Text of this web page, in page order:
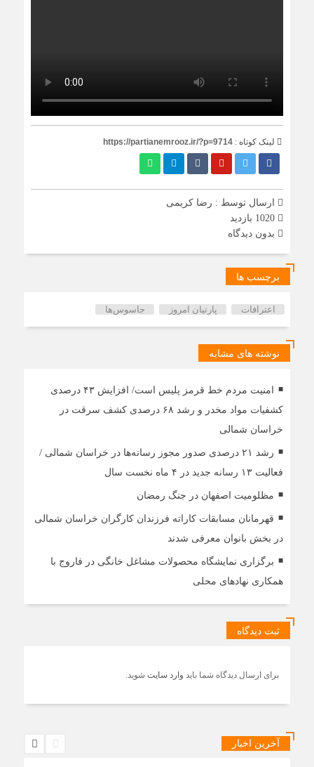
لینک کوتاه : https://partianemrooz.ir/?p=9714
ارسال توسط : رضا کریمی
بدون دیدگاه
برچسب ها
اعترافات پارتیان امروز جاسوس‌ها
نوشته های مشابه
امنیت مردم خط قرمز پلیس است/ افزایش ۴۳ درصدی
کشفیات مواد مخدر و رشد ۶۸ درصدی کشف سرقت در
خراسان شمالی
رشد ۲۱ درصدی صدور مجوز رسانه‌ها در خراسان شمالی /
فعالیت ۱۳ رسانه جدید در ۴ ماه نخست سال
مظلومیت اصفهان در جنگ رمضان
قهرمانان مسابقات کاراته فرزندان کارگران خراسان شمالی
در بخش بانوان معرفی شدند
برگزاری نمایشگاه محصولات مشاغل خانگی در فاروج با
همکاری نهادهای محلی
ثبت دیدگاه
برای ارسال دیدگاه شما باید وارد سایت شوید.
آخرین اخبار